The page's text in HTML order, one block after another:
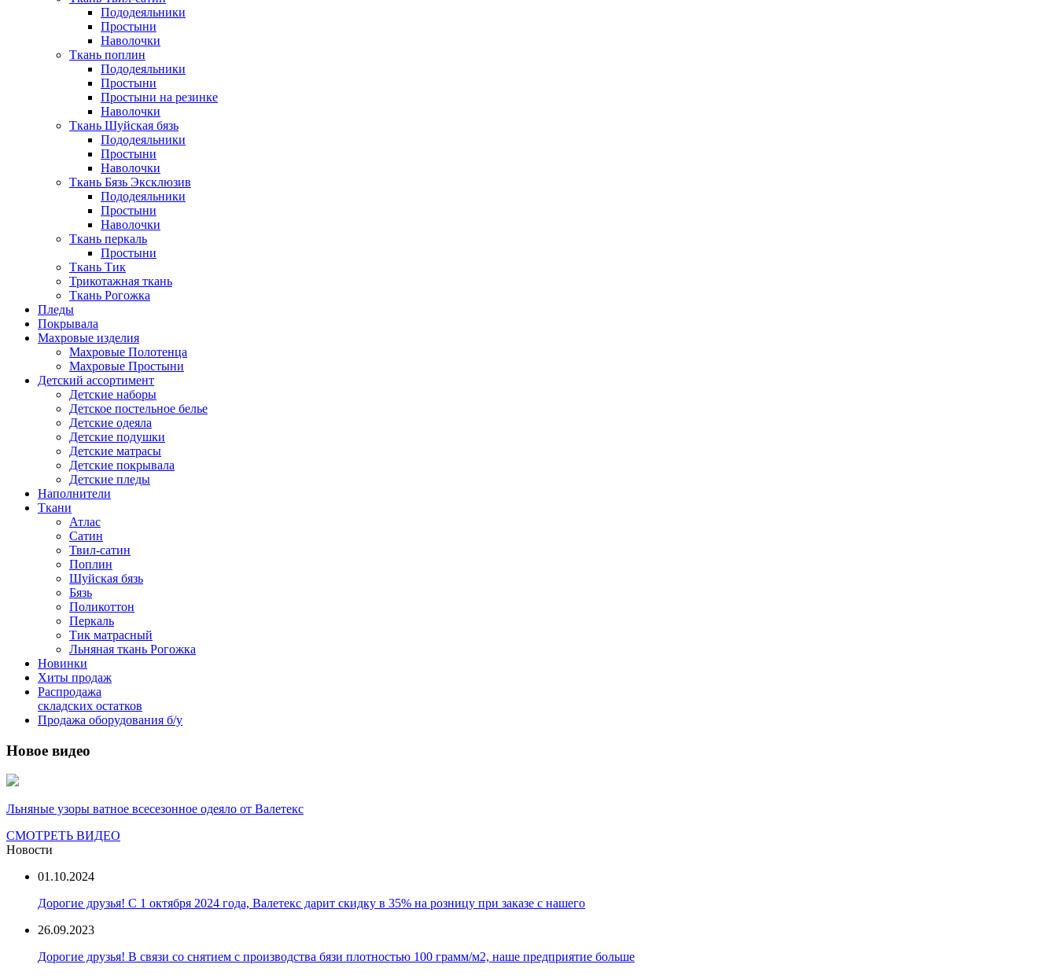
Пододеяльники
Простыни
Наволочки
Ткань поплин
Пододеяльники
Простыни
Простыни на резинке
Наволочки
Ткань Шуйская бязь
Пододеяльники
Простыни
Наволочки
Ткань Бязь Эксклюзив
Пододеяльники
Простыни
Наволочки
Ткань перкаль
Простыни
Ткань Тик
Трикотажная ткань
Ткань Рогожка
Пледы
Покрывала
Махровые изделия
Махровые Полотенца
Махровые Простыни
Детский ассортимент
Детские наборы
Детское постельное белье
Детские одеяла
Детские подушки
Детские матрасы
Детские покрывала
Детские пледы
Наполнители
Ткани
Атлас
Сатин
Твил-сатин
Поплин
Шуйская бязь
Бязь
Поликоттон
Перкаль
Тик матрасный
Льняная ткань Рогожка
Новинки
Хиты продаж
Распродажа
складских остатков
Продажа оборудования б/у
Новое видео
Льняные узоры ватное всесезонное одеяло от Валетекс
СМОТРЕТЬ ВИДЕО
Новости
01.10.2024
Дорогие друзья! С 1 октября 2024 года, Валетекс дарит скидку в 35% на розницу при заказе с нашего
26.09.2023
Дорогие друзья! В связи со снятием с производства бязи плотностью 100 грамм/м2, наше предприятие больше